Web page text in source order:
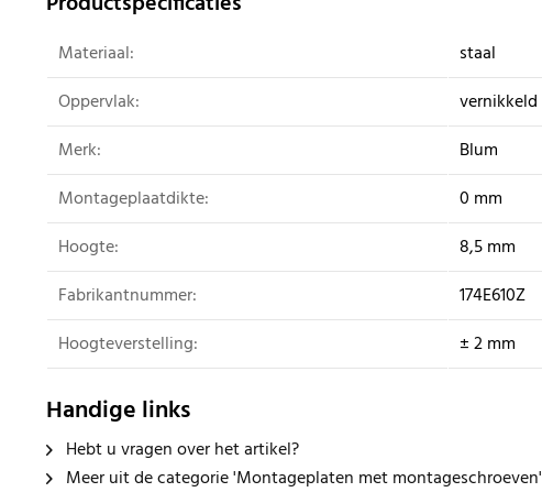
Materiaal:
staal
Oppervlak:
vernikkeld
Merk:
Blum
Montageplaatdikte:
0 mm
Hoogte:
8,5 mm
Fabrikantnummer:
174E610Z
Hoogteverstelling:
± 2 mm
Handige links
Hebt u vragen over het artikel?
Meer uit de categorie 'Montageplaten met montageschroeven'